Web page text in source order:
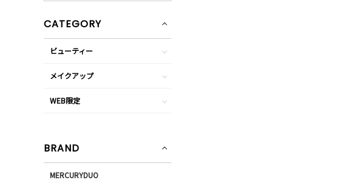
CATEGORY
ビューティー
メイクアップ
WEB限定
BRAND
MERCURYDUO